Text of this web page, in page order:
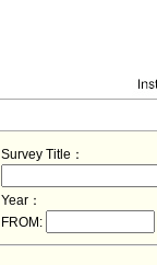
Survey Title：
Year：
FROM: